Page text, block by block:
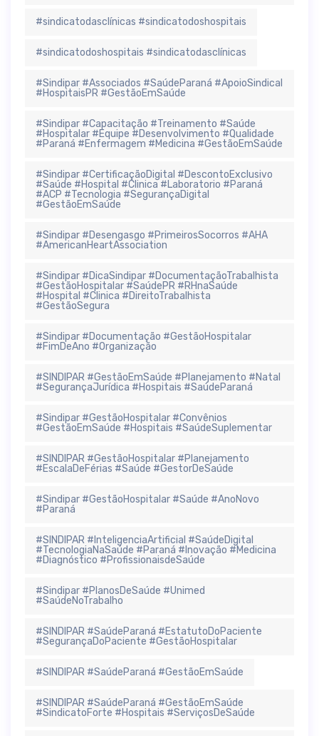
#sindicatodasclínicas #sindicatodoshospitais
#sindicatodoshospitais #sindicatodasclínicas
#Sindipar #Associados #SaúdeParaná #ApoioSindical
#HospitaisPR #GestãoEmSaúde
#Sindipar #Capacitação #Treinamento #Saúde
#Hospitalar #Equipe #Desenvolvimento #Qualidade
#Paraná #Enfermagem #Medicina #GestãoEmSaúde
#Sindipar #CertificaçãoDigital #DescontoExclusivo
#Saúde #Hospital #Clinica #Laboratorio #Paraná
#ACP #Tecnologia #SegurançaDigital
#GestãoEmSaúde
#Sindipar #Desengasgo #PrimeirosSocorros #AHA
#AmericanHeartAssociation
#Sindipar #DicaSindipar #DocumentaçãoTrabalhista
#GestãoHospitalar #SaúdePR #RHnaSaúde
#Hospital #Clinica #DireitoTrabalhista
#GestãoSegura
#Sindipar #Documentação #GestãoHospitalar
#FimDeAno #Organização
#SINDIPAR #GestãoEmSaúde #Planejamento #Natal
#SegurançaJurídica #Hospitais #SaúdeParaná
#Sindipar #GestãoHospitalar #Convênios
#GestãoEmSaúde #Hospitais #SaúdeSuplementar
#SINDIPAR #GestãoHospitalar #Planejamento
#EscalaDeFérias #Saúde #GestorDeSaúde
#Sindipar #GestãoHospitalar #Saúde #AnoNovo
#Paraná
#SINDIPAR #InteligenciaArtificial #SaúdeDigital
#TecnologiaNaSaúde #Paraná #Inovação #Medicina
#Diagnóstico #ProfissionaisdeSaúde
#Sindipar #PlanosDeSaúde #Unimed
#SaúdeNoTrabalho
#SINDIPAR #SaúdeParaná #EstatutoDoPaciente
#SegurançaDoPaciente #GestãoHospitalar
#SINDIPAR #SaúdeParaná #GestãoEmSaúde
#SINDIPAR #SaúdeParaná #GestãoEmSaúde
#SindicatoForte #Hospitais #ServiçosDeSaúde